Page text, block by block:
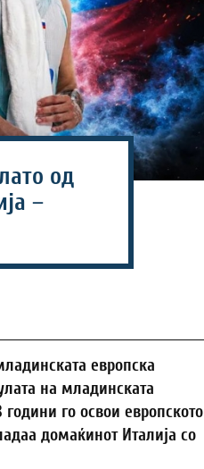
од
–
европска
на младинската
години го освои европското
домаќинот Италија со